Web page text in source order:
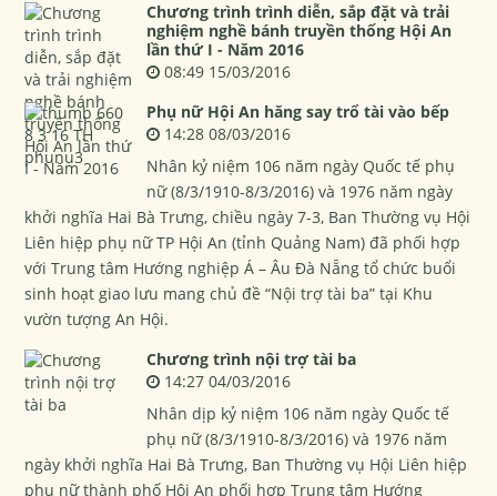
Chương trình trình diễn, sắp đặt và trải
nghiệm nghề bánh truyền thống Hội An
lần thứ I - Năm 2016
08:49 15/03/2016
Phụ nữ Hội An hăng say trổ tài vào bếp
14:28 08/03/2016
Nhân kỷ niệm 106 năm ngày Quốc tế phụ
nữ (8/3/1910-8/3/2016) và 1976 năm ngày
khởi nghĩa Hai Bà Trưng, chiều ngày 7-3, Ban Thường vụ Hội
Liên hiệp phụ nữ TP Hội An (tỉnh Quảng Nam) đã phối hợp
với Trung tâm Hướng nghiệp Á – Âu Đà Nẵng tổ chức buổi
sinh hoạt giao lưu mang chủ đề “Nội trợ tài ba” tại Khu
vườn tượng An Hội.
Chương trình nội trợ tài ba
14:27 04/03/2016
Nhân dịp kỷ niệm 106 năm ngày Quốc tế
phụ nữ (8/3/1910-8/3/2016) và 1976 năm
ngày khởi nghĩa Hai Bà Trưng, Ban Thường vụ Hội Liên hiệp
phụ nữ thành phố Hội An phối hợp Trung tâm Hướng